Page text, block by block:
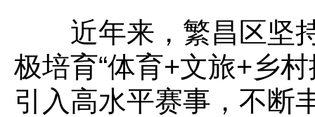
近年来，繁昌区坚持
极培育“体育+文旅+乡
引入高水平赛事，不断